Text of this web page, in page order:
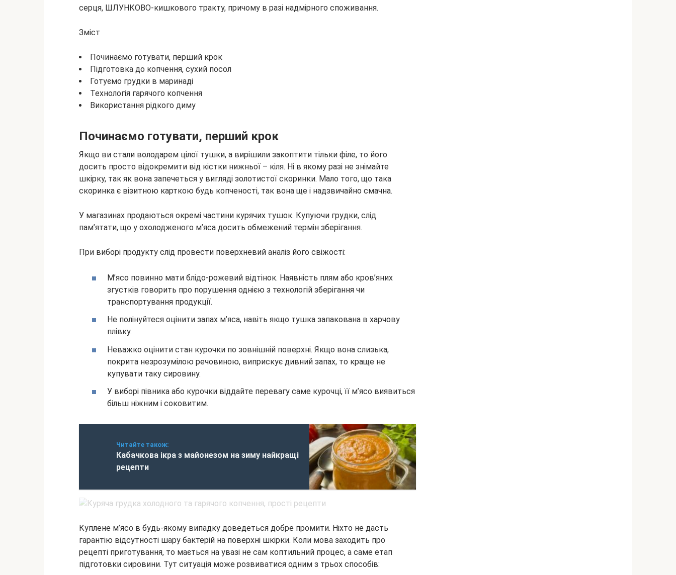
серця, ШЛУНКОВО-кишкового тракту, причому в разі надмірного споживання.
Зміст
Починаємо готувати, перший крок
Підготовка до копчення, сухий посол
Готуємо грудки в маринаді
Технологія гарячого копчення
Використання рідкого диму
Починаємо готувати, перший крок
Якщо ви стали володарем цілої тушки, а вирішили закоптити тільки філе, то його
досить просто відокремити від кістки нижньої – кіля. Ні в якому разі не знімайте
шкірку, так як вона запечеться у вигляді золотистої скоринки. Мало того, що така
скоринка є візитною карткою будь копченості, так вона ще і надзвичайно смачна.
У магазинах продаються окремі частини курячих тушок. Купуючи грудки, слід
пам’ятати, що у охолодженого м’яса досить обмежений термін зберігання.
При виборі продукту слід провести поверхневий аналіз його свіжості:
М’ясо повинно мати блідо-рожевий відтінок. Наявність плям або кров’яних
згустків говорить про порушення однією з технологій зберігання чи
транспортування продукції.
Не полінуйтеся оцінити запах м’яса, навіть якщо тушка запакована в харчову
плівку.
Неважко оцінити стан курочки по зовнішній поверхні. Якщо вона слизька,
покрита незрозумілою речовиною, виприскує дивний запах, то краще не
купувати таку сировину.
У виборі півника або курочки віддайте перевагу саме курочці, її м’ясо виявиться
більш ніжним і соковитим.
Читайте також:
Кабачкова ікра з майонезом на зиму найкращі
рецепти
Куплене м’ясо в будь-якому випадку доведеться добре промити. Ніхто не дасть
гарантію відсутності шару бактерій на поверхні шкірки. Коли мова заходить про
рецепті приготування, то мається на увазі не сам коптильний процес, а саме етап
підготовки сировини. Тут ситуація може розвиватися одним з трьох способів: